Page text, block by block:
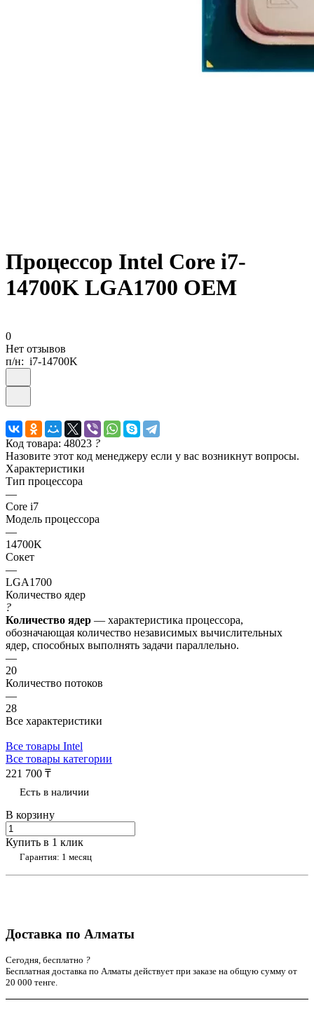
Процессор Intel Core i7-
14700K LGA1700 OEM
0
Нет отзывов
п/н: i7-14700K
Код товара: 48023 ?
Назовите этот код менеджеру если у вас возникнут вопросы.
Характеристики
Тип процессора
—
Core i7
Модель процессора
—
14700K
Сокет
—
LGA1700
Количество ядер
?
Количество ядер — характеристика процессора,
обозначающая количество независимых вычислительных
ядер, способных выполнять задачи параллельно.
—
20
Количество потоков
—
28
Все характеристики
Все товары Intel
Все товары категории
221 700 ₸
Есть в наличии
В корзину
Купить в 1 клик
Гарантия: 1 месяц
Доставка по Алматы
Сегодня, бесплатно ?
Бесплатная доставка по Алматы действует при заказе на общую сумму от
20 000 тенге.